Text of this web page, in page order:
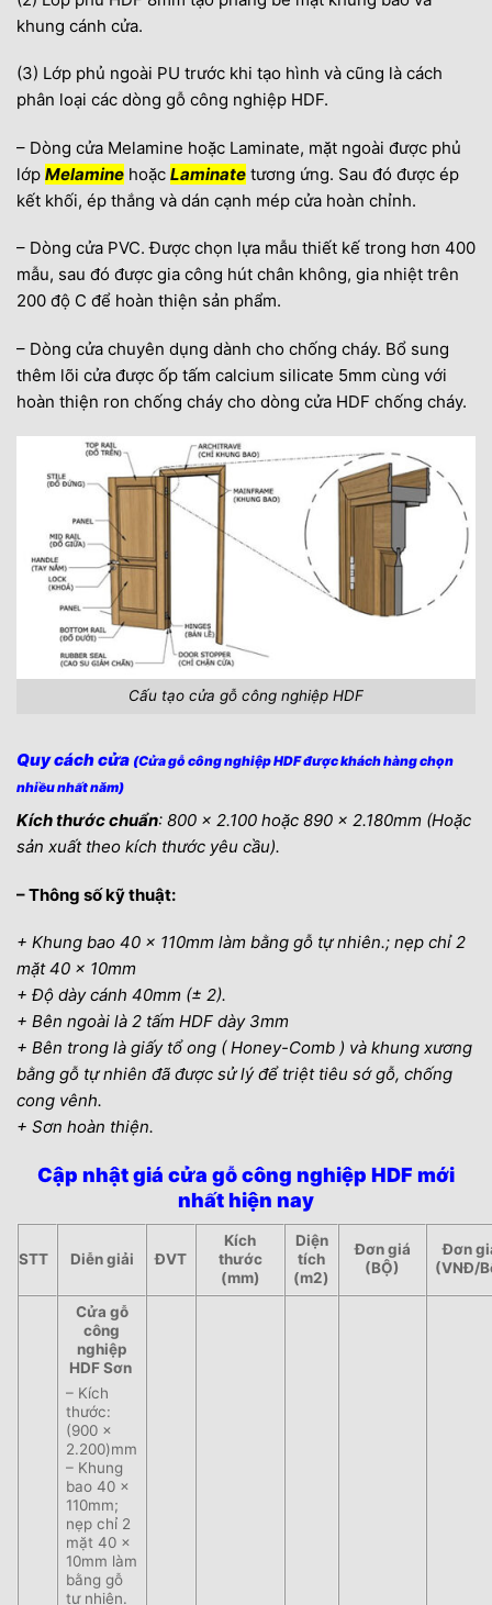
khung cánh cửa.
(3) Lớp phủ ngoài PU trước khi tạo hình và cũng là cách
phân loại các dòng gỗ công nghiệp HDF.
– Dòng cửa Melamine hoặc Laminate, mặt ngoài được phủ
lớp Melamine hoặc Laminate tương ứng. Sau đó được ép
kết khối, ép thắng và dán cạnh mép cửa hoàn chỉnh.
– Dòng cửa PVC. Được chọn lựa mẫu thiết kế trong hơn 400
mẫu, sau đó được gia công hút chân không, gia nhiệt trên
200 độ C để hoàn thiện sản phẩm.
– Dòng cửa chuyên dụng dành cho chống cháy. Bổ sung
thêm lõi cửa được ốp tấm calcium silicate 5mm cùng với
hoàn thiện ron chống cháy cho dòng cửa HDF chống cháy.
Cấu tạo cửa gỗ công nghiệp HDF
Quy cách cửa (Cửa gỗ công nghiệp HDF được khách hàng chọn
nhiều nhất năm)
Kích thước chuẩn: 800 x 2.100 hoặc 890 x 2.180mm (Hoặc
sản xuất theo kích thước yêu cầu).
– Thông số kỹ thuật:
+ Khung bao 40 x 110mm làm bằng gỗ tự nhiên.; nẹp chỉ 2
mặt 40 x 10mm
+ Độ dày cánh 40mm (± 2).
+ Bên ngoài là 2 tấm HDF dày 3mm
+ Bên trong là giấy tổ ong ( Honey-Comb ) và khung xương
bằng gỗ tự nhiên đã được sử lý để triệt tiêu sớ gỗ, chống
cong vênh.
+ Sơn hoàn thiện.
Cập nhật giá cửa gỗ công nghiệp HDF mới
nhất hiện nay
STT Diễn giải ĐVT
Kích
thước
(mm)
Diện
tích
(m2)
Đơn giá
(BỘ)
Đơn
(VNĐ/
Cửa gỗ
công
nghiệp
HDF Sơn
– Kích
thước:
(900 x
2.200)mm
– Khung
bao 40 x
110mm;
nẹp chỉ 2
mặt 40 x
10mm làm
bằng gỗ
tự nhiên.